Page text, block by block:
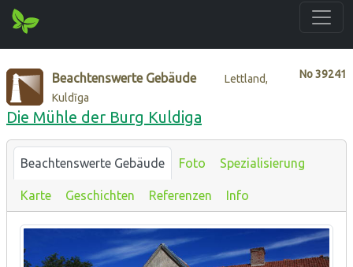
No39241
Beachtenswerte Gebäude
Lettland,
Kuldīga
Die Mühle der Burg Kuldiga
Beachtenswerte Gebäude Foto Spezialisierung
Karte Geschichten Referenzen Info